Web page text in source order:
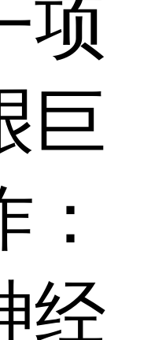
项
巨
经